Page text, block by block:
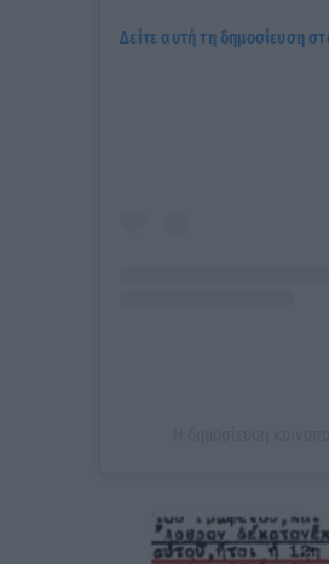
Δείτε αυτή τη δημοσίευση